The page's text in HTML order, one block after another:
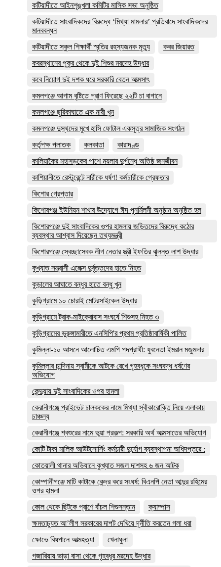
কটিয়াদীতে আইনশৃঙ্খলা কমিটির মাসিক সভা অনুষ্ঠিত
কটিয়াদীতে সাংবাদিকদের বিরুদ্ধে ‘মিথ্যা মামলার’ প্রতিবাদে সাংবাদিকদের
মানববন্ধন
কটিয়াদীতে স্কুল শিক্ষার্থী স্মৃতির রহস্যজনক মৃত্যু
কবর জিয়ারত
কবরস্থানের পুকুর থেকে দুই শিশুর মরদেহ উদ্ধার
কবে নিয়োগ দুই দশক ধরে সরকারি বেতন আত্মসাৎ
কমলগঞ্জে আগাম বৃষ্টিতে প্রাণ ফিরেছে ২২টি চা বাগানে
কমলগঞ্জে ছুরিকাঘাতে এক নারী খুন
কমলগঞ্জে দুস্থদের মুখে হাসি ফোটাল একসূত্র সামাজিক সংগঠন
কর্তৃপক্ষ পলাতক
কলকাতা
কারাদণ্ড
কালিয়াকৈর মহাসড়কের পাশে ময়লার দুর্গন্ধে অতিষ্ঠ জনজীবন
কাশিয়ানীতে রেস্টুরেন্টে নারীকে ধর্ষণ! কর্মচারীকে গ্রেফতার
কিশোর গ্রেপ্তার
কিশোরগঞ্জ ইউনিয়ন শাখার উদ্যোগে ঈদ পুনর্মিলনী অনুষ্ঠান অনুষ্ঠিত হল
কিশোরগঞ্জে দুই সাংবাদিকের ওপর হামলায় জড়িতদের বিরুদ্ধে কঠোর
ব্যবস্থার আশ্বাস দিয়েছেন তথ্যমন্ত্রী
কিশোরগঞ্জে স্বেচ্ছাসেবক লীগ নেতার স্ত্রী ইফতির ঝুলন্ত লাশ উদ্ধার
কুখ্যাত সন্ত্রাসী এলেক্স দুর্বৃত্তদের হাতে নিহত
কুড়ালের আঘাতে বন্ধুর হাতে বন্ধু খুন
কুড়িগ্রামে ১০ চোরাই মোটরসাইকেল উদ্ধার
কুড়িগ্রামে ট্রাক-মাইক্রোবাস সংঘর্ষে শিশুসহ নিহত ৩
কুড়িগ্রামের ভুরুঙ্গামারীতে এনসিপি'র প্রথম প্রতিষ্ঠাবার্ষিকী পালিত
কুমিল্লা-১০ আসনে আলোচিত এমপি পদপ্রার্থী: যুবনেতা ইমরান মজুমদার
কুমিল্লার চান্দিনায় স্বামীকে আটকে রেখে গৃহবধূকে সংঘবদ্ধ ধর্ষণের
অভিযোগ
কেন্দুয়ায় দুই সাংবাদিকের ওপর হামলা
কেরানীগঞ্জে প্রাইভেট চালককের নামে মিথ্যা স্বীকারোক্তি নিয়ে এলাকায়
চাঞ্চল্য
কেরানীগঞ্জে শ্বশুরের নামে ভুয়া প্রকল্প: সরকারি অর্থ আত্মসাতের অভিযোগ
কোটি টাকা মালিক আউটসোর্সিং কর্মচারী দুর্যোগ ব্যবস্থাপনা অধিদপ্তরে :
কোতয়ালী থানার অভিযানে কুখ্যাত সজল দাশসহ ৬ জন আটক
কোম্পানীগঞ্জে মাটি কাটাকে কেন্দ্র করে সংঘর্ষ: বিএনপি নেতা আব্দুর রহিমের
ওপর হামলা
কোল থেকে ছিটকে প্রাণে বাঁচল শিশুসন্তান
ক্যাম্পাস
ক্ষমতাচ্যুত আ’লীগ সরকারের দাপট দেখিয়ে দূর্নীতি করতেন গলা ধরা
ক্ষোভে বিষপানে আত্মহত্যা
খেলাধুলা
গজারিয়ায় ভাড়া বাসা থেকে গৃহবধূর মরদেহ উদ্ধার